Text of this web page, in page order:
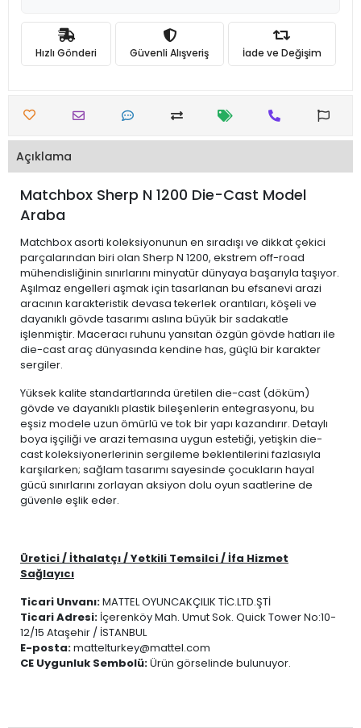
Hızlı Gönderi Güvenli Alışveriş İade ve Değişim
Açıklama
Matchbox Sherp N 1200 Die-Cast Model
Araba
Matchbox asorti koleksiyonunun en sıradışı ve dikkat çekici
parçalarından biri olan Sherp N 1200, ekstrem off-road
mühendisliğinin sınırlarını minyatür dünyaya başarıyla taşıyor.
Aşılmaz engelleri aşmak için tasarlanan bu efsanevi arazi
aracının karakteristik devasa tekerlek orantıları, köşeli ve
dayanıklı gövde tasarımı aslına büyük bir sadakatle
işlenmiştir. Maceracı ruhunu yansıtan özgün gövde hatları ile
die-cast araç dünyasında kendine has, güçlü bir karakter
sergiler.
Yüksek kalite standartlarında üretilen die-cast (döküm)
gövde ve dayanıklı plastik bileşenlerin entegrasyonu, bu
eşsiz modele uzun ömürlü ve tok bir yapı kazandırır. Detaylı
boya işçiliği ve arazi temasına uygun estetiği, yetişkin die-
cast koleksiyonerlerinin sergileme beklentilerini fazlasıyla
karşılarken; sağlam tasarımı sayesinde çocukların hayal
gücü sınırlarını zorlayan aksiyon dolu oyun saatlerine de
güvenle eşlik eder.
Üretici / İthalatçı / Yetkili Temsilci / İfa Hizmet
Sağlayıcı
Ticari Unvanı:MATTEL OYUNCAKÇILIK TİC.LTD.ŞTİ
Ticari Adresi: İçerenköy Mah. Umut Sok. Quick Tower No:10-
12/15 Ataşehir / İSTANBUL
E-posta:mattelturkey@mattel.com
CE Uygunluk Sembolü:Ürün görselinde bulunuyor.